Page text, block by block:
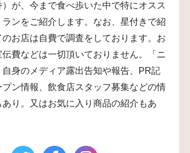
が、今まで食べ歩いた中で特にオスス
ランをご紹介します。なお、星付きで紹
お店は自費で調査をしております。お
伝費などは一切頂いておりません。「ニ
自身のメディア露出告知や報告、PR記
ン情報、飲食店スタッフ募集などの情
り。又はお気に入り商品の紹介もあ